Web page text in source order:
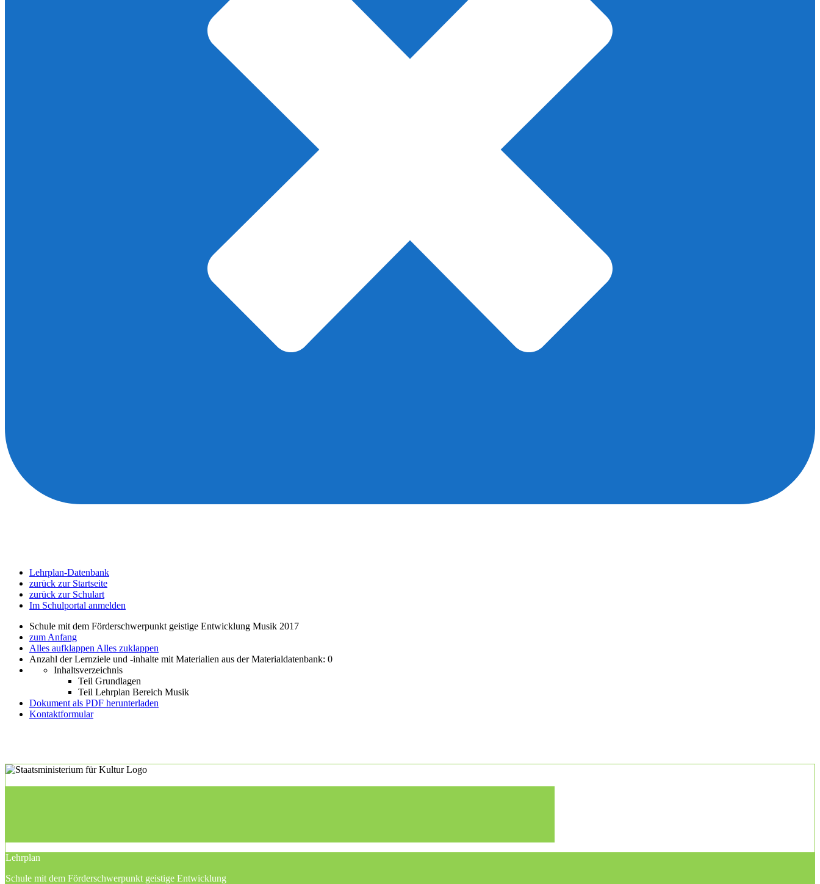
Lehrplan-Datenbank
zurück zur Startseite
zurück zur Schulart
Im Schulportal anmelden
Schule mit dem Förderschwerpunkt geistige Entwicklung Musik 2017
zum Anfang
Alles aufklappen Alles zuklappen
Anzahl der Lernziele und -inhalte mit Materialien aus der Materialdatenbank: 0
Inhaltsverzeichnis
Teil Grundlagen
Teil Lehrplan Bereich Musik
Dokument als PDF herunterladen
Kontaktformular
Lehrplan
Schule mit dem Förderschwerpunkt geistige Entwicklung